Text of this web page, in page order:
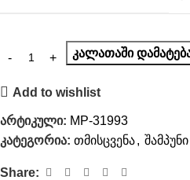
ᲙᲐᲚᲐᲗᲐᲨᲘ
Add to wishlist
არტიკული: MP-31993
კატეგორია: თმისცვენა, შამპუნი
Share: